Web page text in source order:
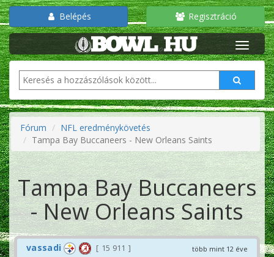
Belépés Regisztráció
Fórum
NFL eredménykövetés
Tampa Bay Buccaneers - New Orleans Saints
Tampa Bay Buccaneers
- New Orleans Saints
több mint 12 éve
vassadi 15 911